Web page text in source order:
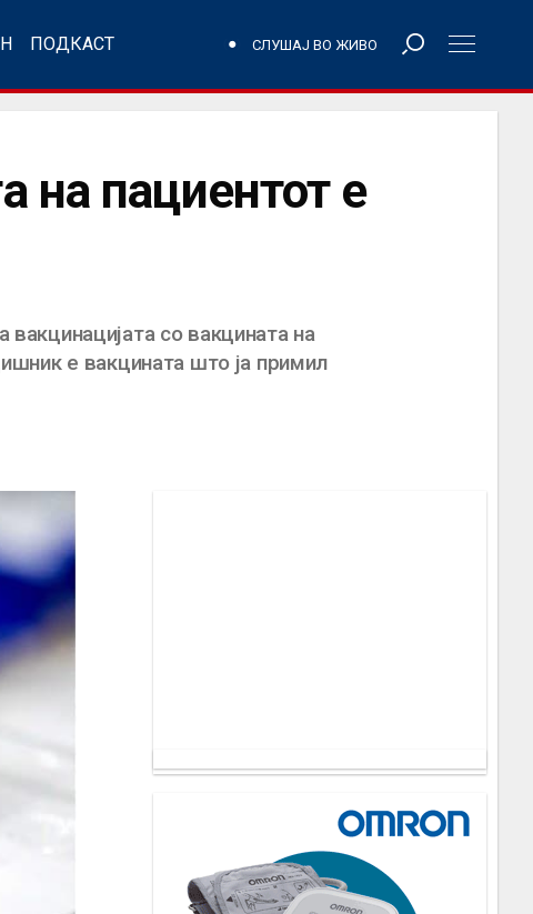
ПОДКАСТ СЛУШАЈ ВО ЖИВО
на пациентот е
со вакцината на
е вакцината што ја примил